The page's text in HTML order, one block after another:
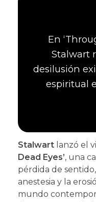
En
Stalwart
desilusión
espiritual
Stalwart lanzó el
Dead Eyes’, una
pérdida de
anestesia y la
mundo